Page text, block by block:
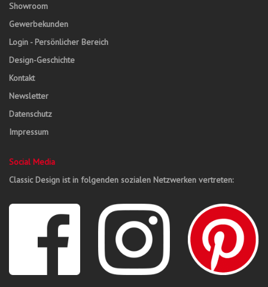
Showroom
Gewerbekunden
Login - Persönlicher Bereich
Design-Geschichte
Kontakt
Newsletter
Datenschutz
Impressum
Social Media
Classic Design ist in folgenden sozialen Netzwerken vertreten: